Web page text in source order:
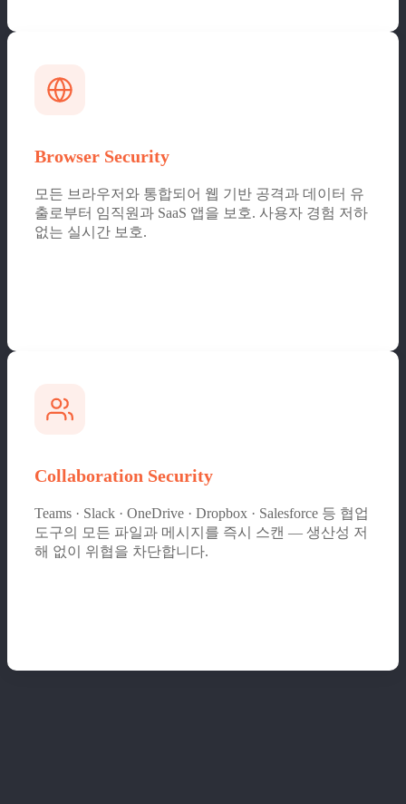
Browser Security
모든 브라우저와 통합되어 웹 기반 공격과 데이터 유
출로부터 임직원과 SaaS 앱을 보호. 사용자 경험 저하
없는 실시간 보호.
Collaboration Security
Teams · Slack · OneDrive · Dropbox · Salesforce 등 협업
도구의 모든 파일과 메시지를 즉시 스캔 — 생산성 저
해 없이 위협을 차단합니다.